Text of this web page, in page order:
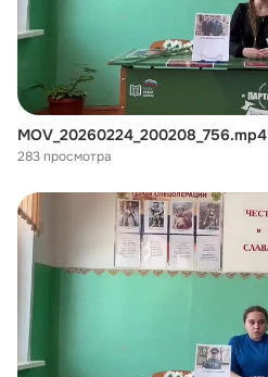
MOV_20260224_200208_756.mp4
283 просмотра